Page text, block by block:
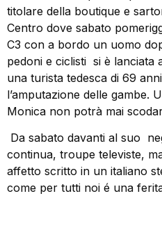
titolare della boutique e
Centro dove sabato
C3 con a bordo un uomo
pedoni e ciclisti si è lanciata
una turista tedesca di 69
l’amputazione delle gambe.
Monica non potrà mai
Da sabato davanti al suo
continua, troupe televiste,
affetto scritto in un italiano
come per tutti noi é una